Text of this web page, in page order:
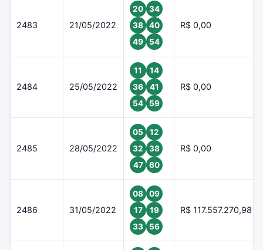
2483 21/05/2022
20
34
38
40
49
54
R$ 0,00
2484 25/05/2022
11
14
36
41
54
59
R$ 0,00
2485 28/05/2022
05
12
32
38
47
60
R$ 0,00
2486 31/05/2022
08
09
17
19
33
56
R$ 117.557.270,98